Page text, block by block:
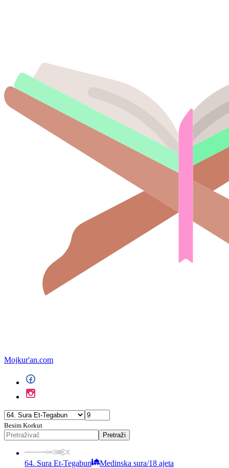
Mojkur'an.com
Besim Korkut
Pretraži
64. Sura Et-Tegabun Medinska sura/18 ajeta